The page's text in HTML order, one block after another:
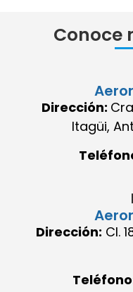
Conoce
Dirección:
Itagüi,
Dirección: Cl.